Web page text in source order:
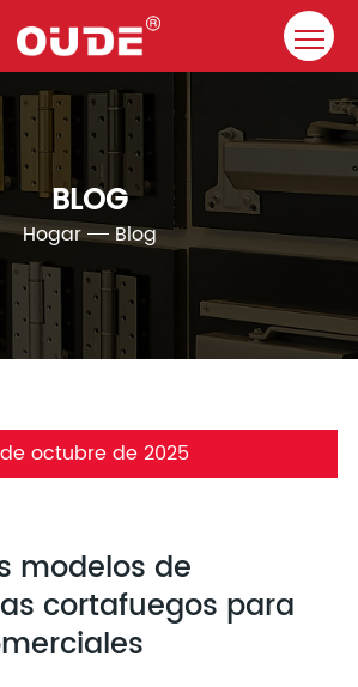
BLOG
Hogar Blog
octubre de 2025
modelos de
cortafuegos para